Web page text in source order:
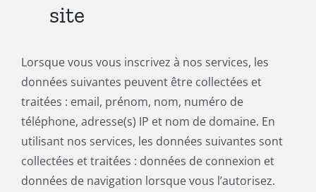
site
Lorsque vous vous inscrivez à nos services, les
données suivantes peuvent être collectées et
traitées : email, prénom, nom, numéro de
téléphone, adresse(s) IP et nom de domaine. En
utilisant nos services, les données suivantes sont
collectées et traitées : données de connexion et
données de navigation lorsque vous l’autorisez.